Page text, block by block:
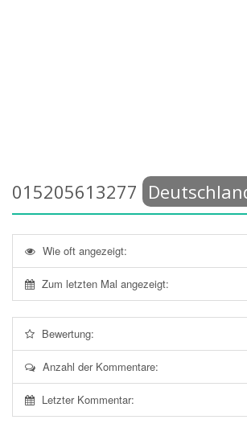
015205613277
Wie oft angezeigt:
Zum letzten Mal angezeigt:
Bewertung:
Anzahl der Kommentare:
Letzter Kommentar: